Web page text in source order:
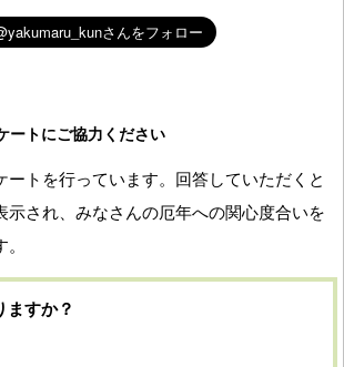
ートにご協力ください
ートを行っています。回答していただくと
示され、みなさんの厄年への関心度合いを
ますか？